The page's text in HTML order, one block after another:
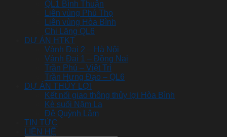
QL1 Bình Thuận
Liên vùng Phú Thọ
Liên vùng Hòa Bình
Chi Lăng QL6
DỰ ÁN HTKT
Vành Đai 2 – Hà Nội
Vành Đai 1 – Đồng Nai
Trần Phú – Việt Trì
Trần Hưng Đạo – QL6
DỰ ÁN THỦY LỢI
Kết nối giao thông thủy lợi Hòa Bình
Kè suối Nặm La
Đê Quỳnh Lâm
TIN TỨC
LIÊN HỆ